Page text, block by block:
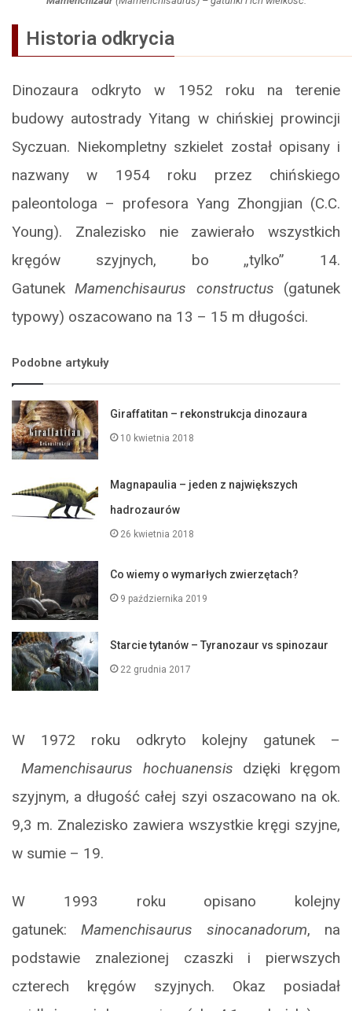
Historia odkrycia
Dinozaura odkryto w 1952 roku na terenie
budowy autostrady Yitang w chińskiej prowincji
Syczuan. Niekompletny szkielet został opisany i
nazwany w 1954 roku przez chińskiego
paleontologa – profesora Yang Zhongjian (C.C.
Young). Znalezisko nie zawierało wszystkich
kręgów szyjnych, bo „tylko” 14.
GatunekMamenchisaurus constructus (gatunek
typowy) oszacowano na 13 – 15 m długości.
Podobne artykuły
Giraffatitan – rekonstrukcja dinozaura
10 kwietnia 2018
Magnapaulia – jeden z największych
hadrozaurów
26 kwietnia 2018
Co wiemy o wymarłych zwierzętach?
9 października 2019
Starcie tytanów – Tyranozaur vs spinozaur
22 grudnia 2017
W 1972 roku odkryto kolejny gatunek –
Mamenchisaurus hochuanensis dzięki kręgom
szyjnym, a długość całej szyi oszacowano na ok.
9,3 m. Znalezisko zawiera wszystkie kręgi szyjne,
w sumie – 19.
W 1993 roku opisano kolejny
gatunek: Mamenchisaurus sinocanadorum, na
podstawie znalezionej czaszki i pierwszych
czterech kręgów szyjnych. Okaz posiadał